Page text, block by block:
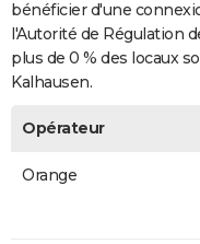
Carte de Noël
Carte Bonne année
Carte Saint-Valentin
Carte Pâques
Carte d'anniversaire
DICTIONNAIRE
Biographies
Expressions
PROGRAMME TV
COPAINS D'AVANT
bénéficier d'une
l'Autorité de Régulation
plus de 0 % des locaux
Kalhausen.
Opérateur
Orange